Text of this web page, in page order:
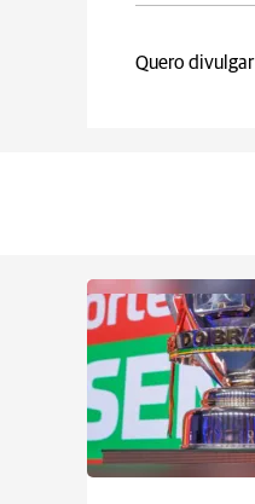
Quero divulgar